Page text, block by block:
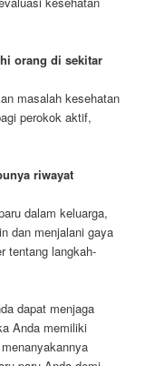
orang di sekitar
masalah kesehatan
perokok aktif,
riwayat
dalam keluarga,
dan menjalani gaya
tentang langkah-
dapat menjaga
Anda memiliki